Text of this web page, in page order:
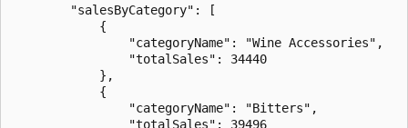
        "salesByCategory": [
            {
                "categoryName": "Wine Accessories",
                "totalSales": 34440
            },
            {
                "categoryName": "Bitters",
                "totalSales": 39496